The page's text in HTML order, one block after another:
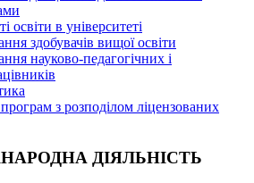
освіти в університеті
здобувачів вищої освіти
науково-педагогічних і
програм з розподілoм ліцензoваних
ДІЯЛЬНІСТЬ